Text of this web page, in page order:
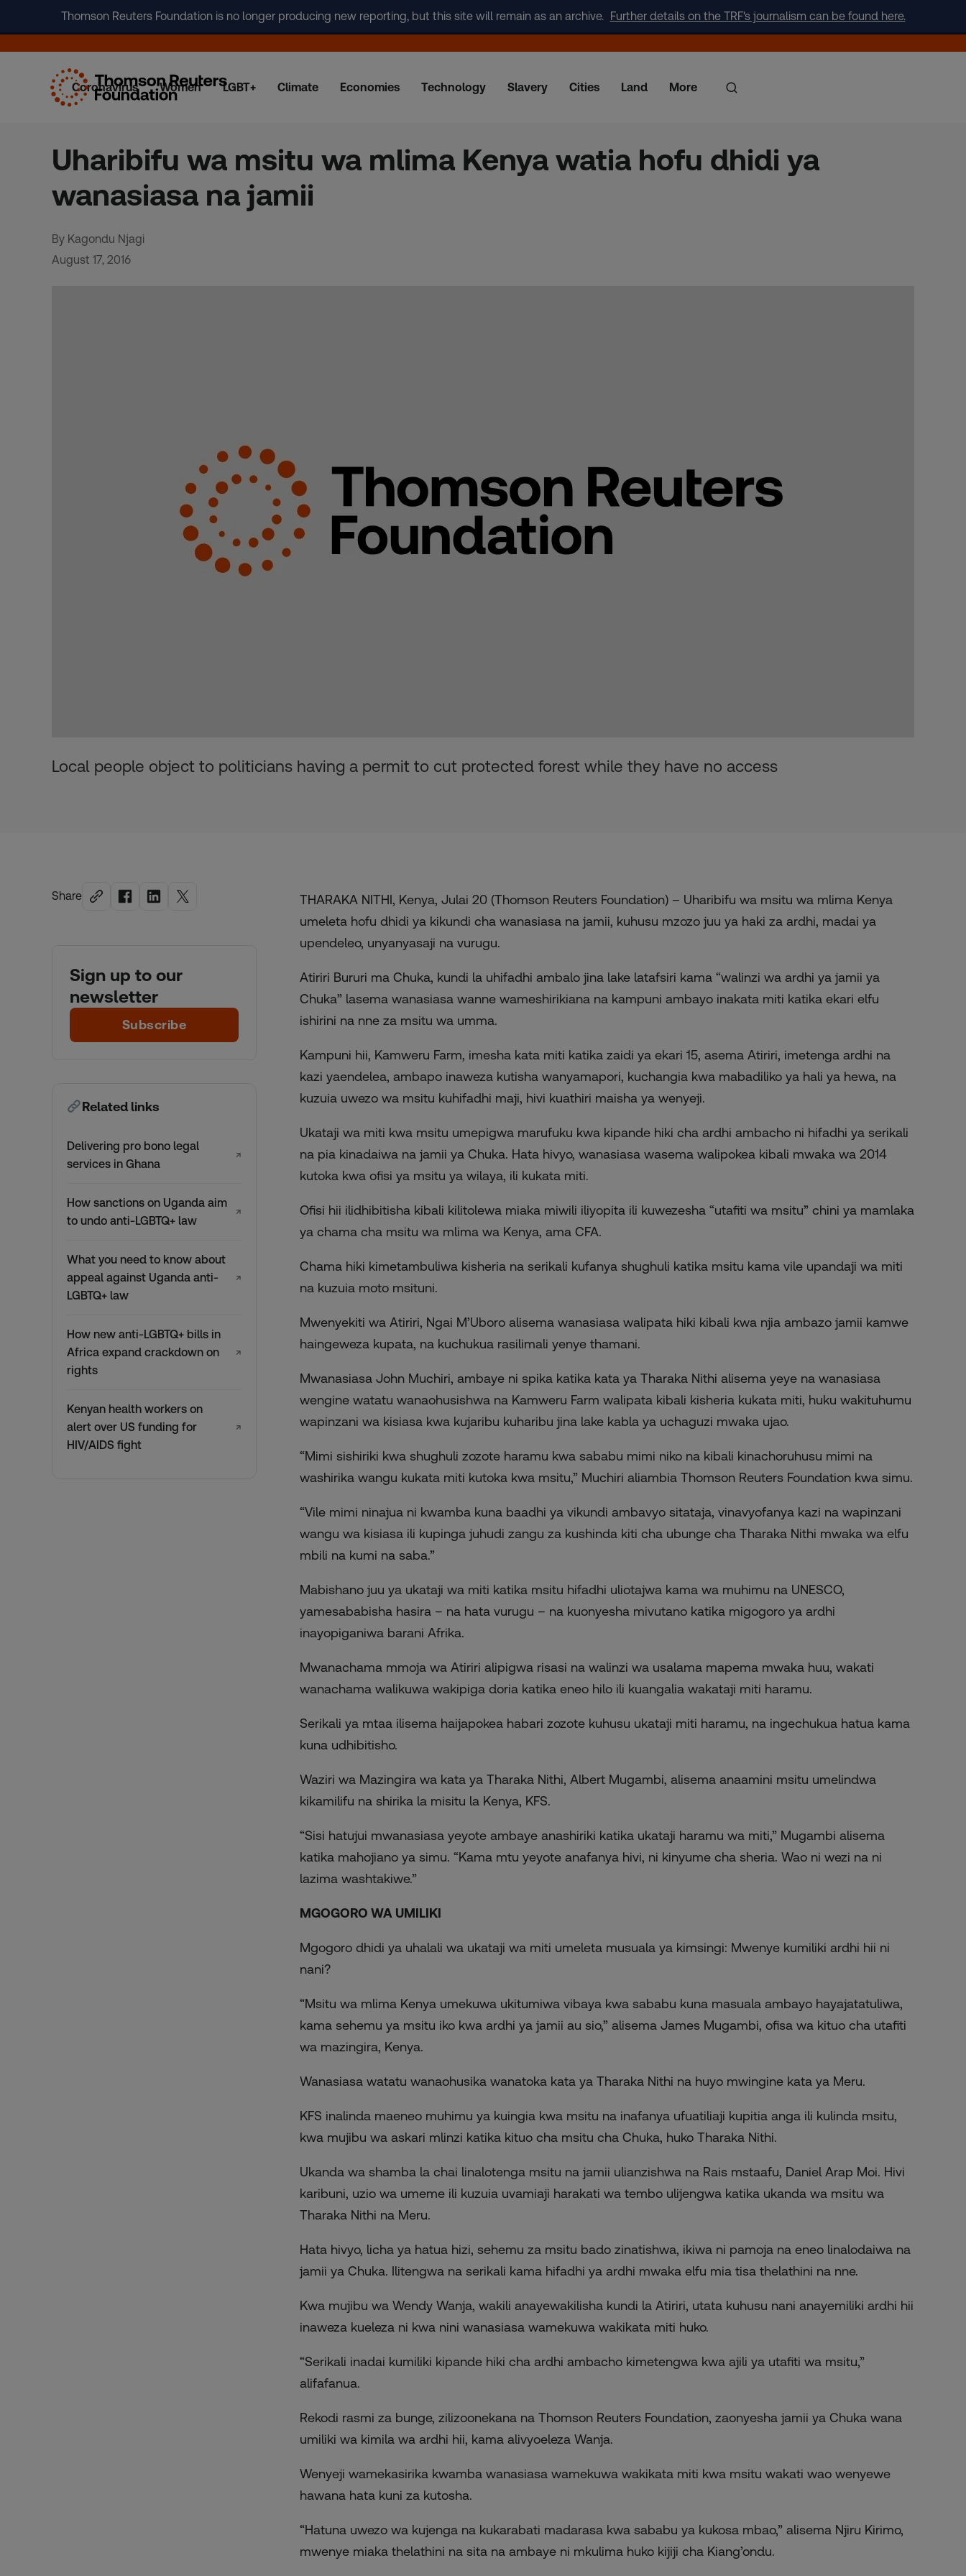
Thomson Reuters Foundation is no longer producing new reporting, but this site will remain as an archive. Further details on the TRF's journalism can be found here.
Coronavirus Women LGBT+ Climate Economies Technology Slavery Cities Land More
Uharibifu wa msitu wa mlima Kenya watia hofu dhidi ya
wanasiasa na jamii
By Kagondu Njagi
August 17, 2016
Local people object to politicians having a permit to cut protected forest while they have no access
Share
Sign up to our
newsletter
Subscribe
Related links
Delivering pro bono legal
services in Ghana
↗
How sanctions on Uganda aim
to undo anti-LGBTQ+ law
↗
What you need to know about
appeal against Uganda anti-
LGBTQ+ law
↗
How new anti-LGBTQ+ bills in
Africa expand crackdown on
rights
↗
Kenyan health workers on
alert over US funding for
HIV/AIDS fight
↗
THARAKA NITHI, Kenya, Julai 20 (Thomson Reuters Foundation) – Uharibifu wa msitu wa mlima Kenya
umeleta hofu dhidi ya kikundi cha wanasiasa na jamii, kuhusu mzozo juu ya haki za ardhi, madai ya
upendeleo, unyanyasaji na vurugu.
Atiriri Bururi ma Chuka, kundi la uhifadhi ambalo jina lake latafsiri kama “walinzi wa ardhi ya jamii ya
Chuka” lasema wanasiasa wanne wameshirikiana na kampuni ambayo inakata miti katika ekari elfu
ishirini na nne za msitu wa umma.
Kampuni hii, Kamweru Farm, imesha kata miti katika zaidi ya ekari 15, asema Atiriri, imetenga ardhi na
kazi yaendelea, ambapo inaweza kutisha wanyamapori, kuchangia kwa mabadiliko ya hali ya hewa, na
kuzuia uwezo wa msitu kuhifadhi maji, hivi kuathiri maisha ya wenyeji.
Ukataji wa miti kwa msitu umepigwa marufuku kwa kipande hiki cha ardhi ambacho ni hifadhi ya serikali
na pia kinadaiwa na jamii ya Chuka. Hata hivyo, wanasiasa wasema walipokea kibali mwaka wa 2014
kutoka kwa ofisi ya msitu ya wilaya, ili kukata miti.
Ofisi hii ilidhibitisha kibali kilitolewa miaka miwili iliyopita ili kuwezesha “utafiti wa msitu” chini ya mamlaka
ya chama cha msitu wa mlima wa Kenya, ama CFA.
Chama hiki kimetambuliwa kisheria na serikali kufanya shughuli katika msitu kama vile upandaji wa miti
na kuzuia moto msituni.
Mwenyekiti wa Atiriri, Ngai M’Uboro alisema wanasiasa walipata hiki kibali kwa njia ambazo jamii kamwe
haingeweza kupata, na kuchukua rasilimali yenye thamani.
Mwanasiasa John Muchiri, ambaye ni spika katika kata ya Tharaka Nithi alisema yeye na wanasiasa
wengine watatu wanaohusishwa na Kamweru Farm walipata kibali kisheria kukata miti, huku wakituhumu
wapinzani wa kisiasa kwa kujaribu kuharibu jina lake kabla ya uchaguzi mwaka ujao.
“Mimi sishiriki kwa shughuli zozote haramu kwa sababu mimi niko na kibali kinachoruhusu mimi na
washirika wangu kukata miti kutoka kwa msitu,” Muchiri aliambia Thomson Reuters Foundation kwa simu.
“Vile mimi ninajua ni kwamba kuna baadhi ya vikundi ambavyo sitataja, vinavyofanya kazi na wapinzani
wangu wa kisiasa ili kupinga juhudi zangu za kushinda kiti cha ubunge cha Tharaka Nithi mwaka wa elfu
mbili na kumi na saba.”
Mabishano juu ya ukataji wa miti katika msitu hifadhi uliotajwa kama wa muhimu na UNESCO,
yamesababisha hasira – na hata vurugu – na kuonyesha mivutano katika migogoro ya ardhi
inayopiganiwa barani Afrika.
Mwanachama mmoja wa Atiriri alipigwa risasi na walinzi wa usalama mapema mwaka huu, wakati
wanachama walikuwa wakipiga doria katika eneo hilo ili kuangalia wakataji miti haramu.
Serikali ya mtaa ilisema haijapokea habari zozote kuhusu ukataji miti haramu, na ingechukua hatua kama
kuna udhibitisho.
Waziri wa Mazingira wa kata ya Tharaka Nithi, Albert Mugambi, alisema anaamini msitu umelindwa
kikamilifu na shirika la misitu la Kenya, KFS.
“Sisi hatujui mwanasiasa yeyote ambaye anashiriki katika ukataji haramu wa miti,” Mugambi alisema
katika mahojiano ya simu. “Kama mtu yeyote anafanya hivi, ni kinyume cha sheria. Wao ni wezi na ni
lazima washtakiwe.”
MGOGORO WA UMILIKI
Mgogoro dhidi ya uhalali wa ukataji wa miti umeleta musuala ya kimsingi: Mwenye kumiliki ardhi hii ni
nani?
“Msitu wa mlima Kenya umekuwa ukitumiwa vibaya kwa sababu kuna masuala ambayo hayajatatuliwa,
kama sehemu ya msitu iko kwa ardhi ya jamii au sio,” alisema James Mugambi, ofisa wa kituo cha utafiti
wa mazingira, Kenya.
Wanasiasa watatu wanaohusika wanatoka kata ya Tharaka Nithi na huyo mwingine kata ya Meru.
KFS inalinda maeneo muhimu ya kuingia kwa msitu na inafanya ufuatiliaji kupitia anga ili kulinda msitu,
kwa mujibu wa askari mlinzi katika kituo cha msitu cha Chuka, huko Tharaka Nithi.
Ukanda wa shamba la chai linalotenga msitu na jamii ulianzishwa na Rais mstaafu, Daniel Arap Moi. Hivi
karibuni, uzio wa umeme ili kuzuia uvamiaji harakati wa tembo ulijengwa katika ukanda wa msitu wa
Tharaka Nithi na Meru.
Hata hivyo, licha ya hatua hizi, sehemu za msitu bado zinatishwa, ikiwa ni pamoja na eneo linalodaiwa na
jamii ya Chuka. Ilitengwa na serikali kama hifadhi ya ardhi mwaka elfu mia tisa thelathini na nne.
Kwa mujibu wa Wendy Wanja, wakili anayewakilisha kundi la Atiriri, utata kuhusu nani anayemiliki ardhi hii
inaweza kueleza ni kwa nini wanasiasa wamekuwa wakikata miti huko.
“Serikali inadai kumiliki kipande hiki cha ardhi ambacho kimetengwa kwa ajili ya utafiti wa msitu,”
alifafanua.
Rekodi rasmi za bunge, zilizoonekana na Thomson Reuters Foundation, zaonyesha jamii ya Chuka wana
umiliki wa kimila wa ardhi hii, kama alivyoeleza Wanja.
Wenyeji wamekasirika kwamba wanasiasa wamekuwa wakikata miti kwa msitu wakati wao wenyewe
hawana hata kuni za kutosha.
“Hatuna uwezo wa kujenga na kukarabati madarasa kwa sababu ya kukosa mbao,” alisema Njiru Kirimo,
mwenye miaka thelathini na sita na ambaye ni mkulima huko kijiji cha Kiang’ondu.